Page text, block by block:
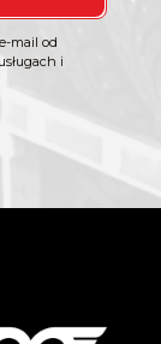
mail od
i